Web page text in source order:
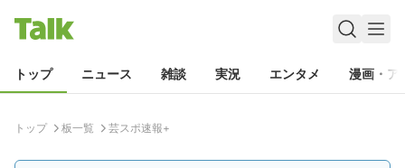
トップ ニュース 雑談 実況 エンタメ 漫画・ア
トップ 板一覧 芸スポ速報+